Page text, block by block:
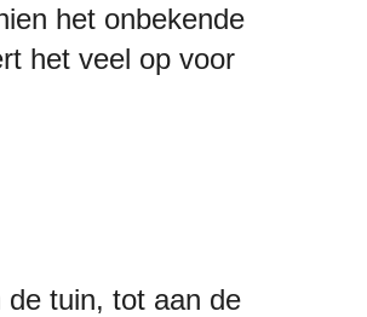
het onbekende
het veel op voor
de tuin, tot aan de